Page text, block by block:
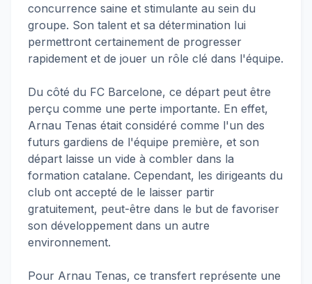
concurrence saine et stimulante au sein du
groupe. Son talent et sa détermination lui
permettront certainement de progresser
rapidement et de jouer un rôle clé dans l'équipe.
Du côté du FC Barcelone, ce départ peut être
perçu comme une perte importante. En effet,
Arnau Tenas était considéré comme l'un des
futurs gardiens de l'équipe première, et son
départ laisse un vide à combler dans la
formation catalane. Cependant, les dirigeants du
club ont accepté de le laisser partir
gratuitement, peut-être dans le but de favoriser
son développement dans un autre
environnement.
Pour Arnau Tenas, ce transfert représente une